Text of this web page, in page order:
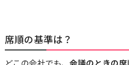
席順の基準は？